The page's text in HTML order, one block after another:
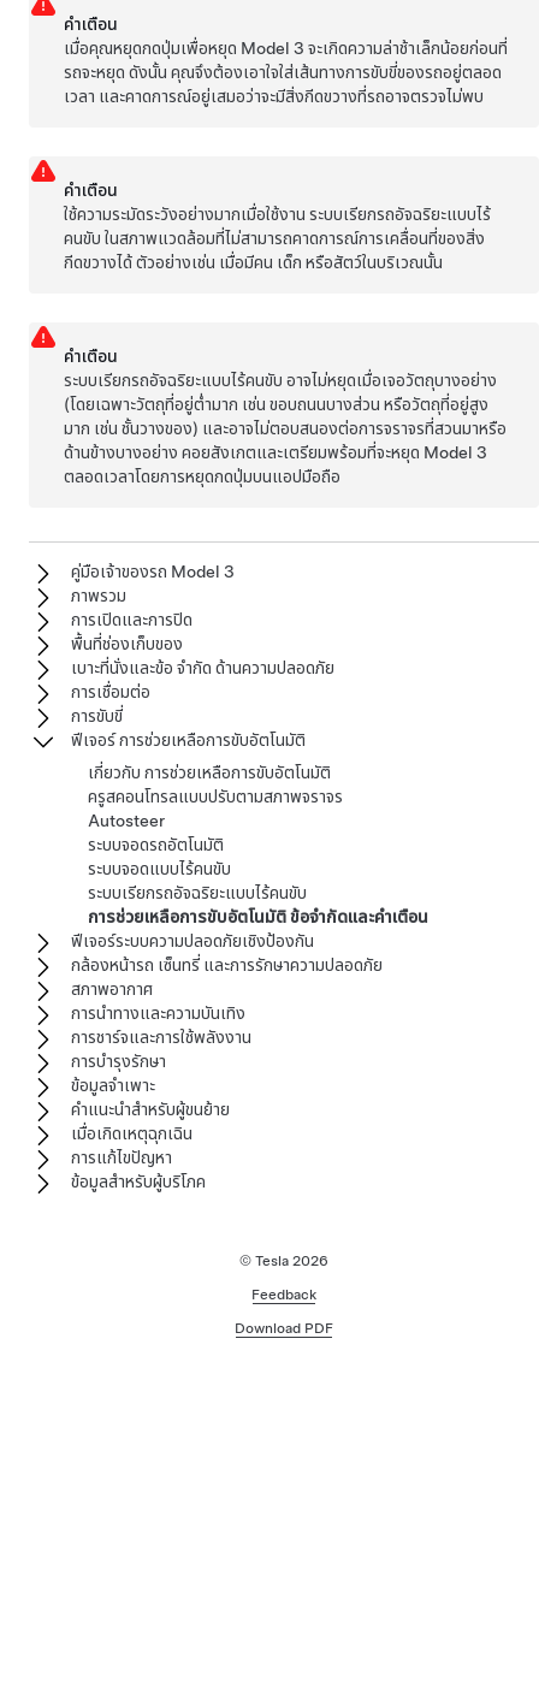
คำเตือน
เมื่อคุณหยุดกดปุ่มเพื่อหยุด Model 3 จะเกิดความล่าช้าเล็กน้อยก่อนที่
รถจะหยุด ดังนั้น คุณจึงต้องเอาใจใส่เส้นทางการขับขี่ของรถอยู่ตลอด
เวลา และคาดการณ์อยู่เสมอว่าจะมีสิ่งกีดขวางที่รถอาจตรวจไม่พบ
คำเตือน
ใช้ความระมัดระวังอย่างมากเมื่อใช้งานระบบเรียกรถอัจฉริยะแบบไร้
คนขับ ในสภาพแวดล้อมที่ไม่สามารถคาดการณ์การเคลื่อนที่ของสิ่ง
กีดขวางได้ ตัวอย่างเช่น เมื่อมีคน เด็ก หรือสัตว์ในบริเวณนั้น
คำเตือน
ระบบเรียกรถอัจฉริยะแบบไร้คนขับ อาจไม่หยุดเมื่อเจอวัตถุบางอย่าง
(โดยเฉพาะวัตถุที่อยู่ต่ำมาก เช่น ขอบถนนบางส่วน หรือวัตถุที่อยู่สูง
มาก เช่น ชั้นวางของ) และอาจไม่ตอบสนองต่อการจราจรที่สวนมาหรือ
ด้านข้างบางอย่าง คอยสังเกตและเตรียมพร้อมที่จะหยุด Model 3
ตลอดเวลาโดยการหยุดกดปุ่มบนแอปมือถือ
คู่มือเจ้าของรถ Model 3
ภาพรวม
การเปิดและการปิด
พื้นที่ช่องเก็บของ
เบาะที่นั่งและข้อ จำกัด ด้านความปลอดภัย
การเชื่อมต่อ
การขับขี่
ฟีเจอร์ การช่วยเหลือการขับอัตโนมัติ
เกี่ยวกับ การช่วยเหลือการขับอัตโนมัติ
ครูสคอนโทรลแบบปรับตามสภาพจราจร
Autosteer
ระบบจอดรถอัตโนมัติ
ระบบจอดแบบไร้คนขับ
ระบบเรียกรถอัจฉริยะแบบไร้คนขับ
การช่วยเหลือการขับอัตโนมัติ ข้อจำกัดและคำเตือน
ฟีเจอร์ระบบความปลอดภัยเชิงป้องกัน
กล้องหน้ารถ เซ็นทรี่ และการรักษาความปลอดภัย
สภาพอากาศ
การนำทางและความบันเทิง
การชาร์จและการใช้พลังงาน
การบำรุงรักษา
ข้อมูลจำเพาะ
คำแนะนำสำหรับผู้ขนย้าย
เมื่อเกิดเหตุฉุกเฉิน
การแก้ไขปัญหา
ข้อมูลสำหรับผู้บริโภค
© Tesla 2026
Feedback
Download PDF